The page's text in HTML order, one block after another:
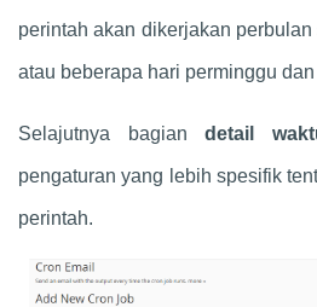
perintah akan dikerjakan
atau beberapa hari perminggu
Selajutnya bagiandetail
pengaturan yang lebih spesifik
perintah.